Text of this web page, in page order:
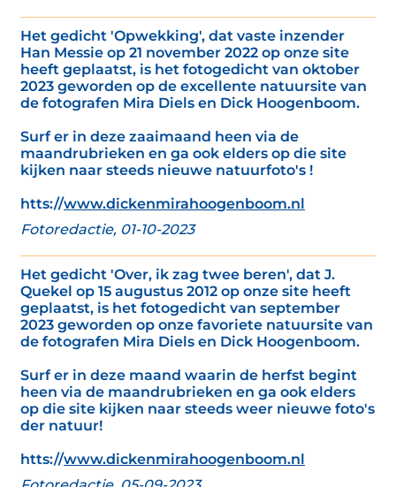
Het gedicht 'Opwekking', dat vaste inzender
Han Messie op 21 november 2022 op onze site
heeft geplaatst, is het fotogedicht van oktober
2023 geworden op de excellente natuursite van
de fotografen Mira Diels en Dick Hoogenboom.
Surf er in deze zaaimaand heen via de
maandrubrieken en ga ook elders op die site
kijken naar steeds nieuwe natuurfoto's !
htts://www.dickenmirahoogenboom.nl
Fotoredactie, 01-10-2023
Het gedicht 'Over, ik zag twee beren', dat J.
Quekel op 15 augustus 2012 op onze site heeft
geplaatst, is het fotogedicht van september
2023 geworden op onze favoriete natuursite van
de fotografen Mira Diels en Dick Hoogenboom.
Surf er in deze maand waarin de herfst begint
heen via de maandrubrieken en ga ook elders
op die site kijken naar steeds weer nieuwe foto's
der natuur!
htts://www.dickenmirahoogenboom.nl